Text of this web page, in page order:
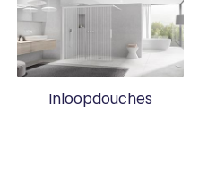
Inloopdouches